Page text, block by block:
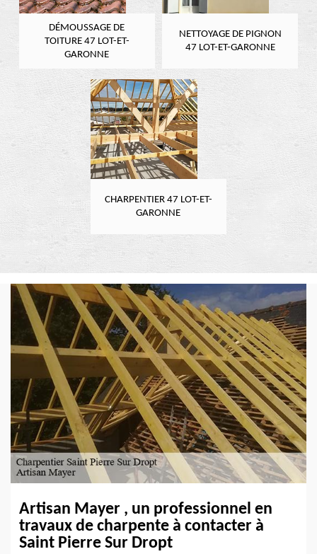
DÉMOUSSAGE DE
TOITURE 47 LOT-ET-
GARONNE
NETTOYAGE DE PIGNON
47 LOT-ET-GARONNE
CHARPENTIER 47 LOT-ET-
GARONNE
Artisan Mayer , un professionnel en
travaux de charpente à contacter à
Saint Pierre Sur Dropt